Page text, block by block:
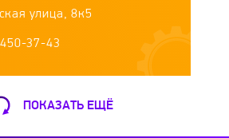
улица, 8к5
37-43
ПОКАЗАТЬ ЕЩЁ